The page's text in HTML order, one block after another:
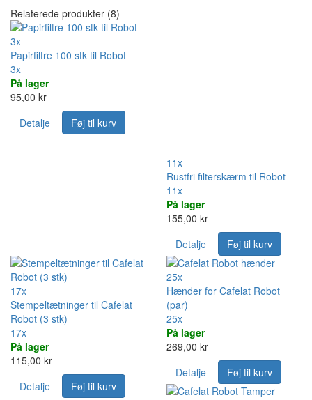
Relaterede produkter (8)
3x
Papirfiltre 100 stk til Robot
3x
På lager
95,00 kr
Detalje
Føj til kurv
11x
Rustfri filterskærm til Robot
11x
På lager
155,00 kr
Detalje
Føj til kurv
17x
Stempeltætninger til Cafelat
Robot (3 stk)
17x
På lager
115,00 kr
Detalje
Føj til kurv
25x
Hænder for Cafelat Robot
(par)
25x
På lager
269,00 kr
Detalje
Føj til kurv